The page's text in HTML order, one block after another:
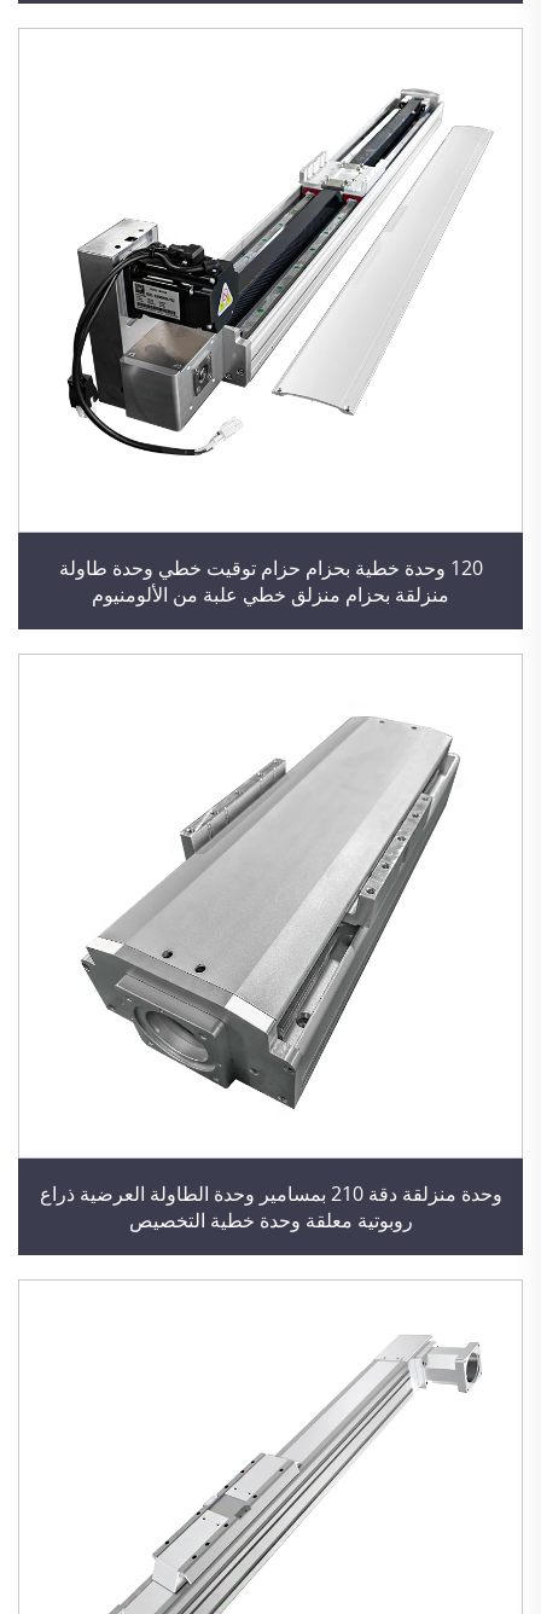
120 وحدة خطية بحزام حزام توقيت خطي وحدة طاولة
منزلقة بحزام منزلق خطي علبة من الألومنيوم
وحدة منزلقة دقة 210 بمسامير وحدة الطاولة العرضية ذراع
روبوتية معلقة وحدة خطية التخصيص